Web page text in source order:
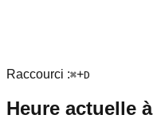
Raccourci :⌘+D
Heure actuelle à